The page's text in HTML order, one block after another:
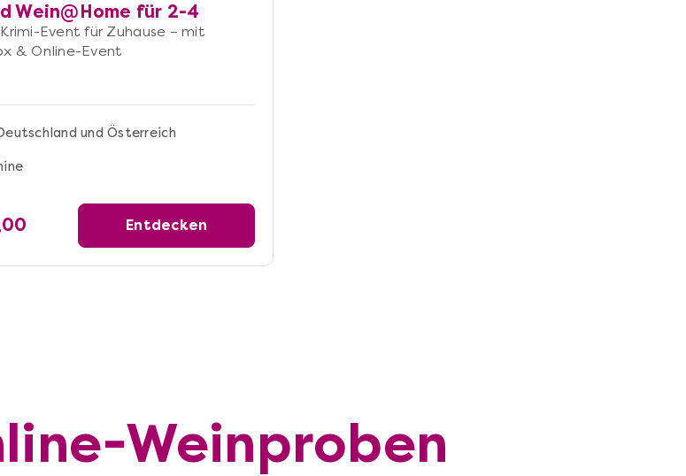
Wein@Home für 2-4
Event für Zuhause – mit
& Online-Event
und Österreich
Entdecken
Weinproben